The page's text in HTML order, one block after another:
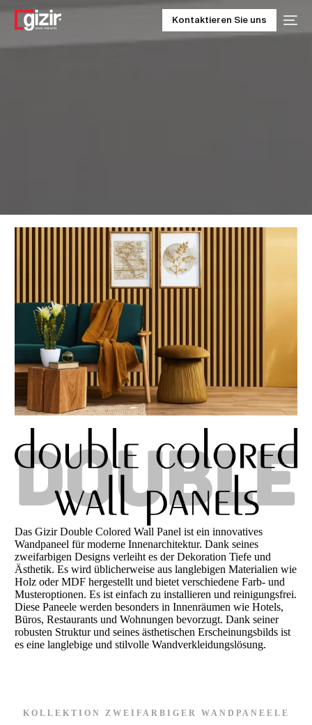
Kontaktieren Sie uns
Das Gizir Double Colored Wall Panel ist ein innovatives
Wandpaneel für moderne Innenarchitektur. Dank seines
zweifarbigen Designs verleiht es der Dekoration Tiefe und
Ästhetik. Es wird üblicherweise aus langlebigen Materialien wie
Holz oder MDF hergestellt und bietet verschiedene Farb- und
Musteroptionen. Es ist einfach zu installieren und reinigungsfrei.
Diese Paneele werden besonders in Innenräumen wie Hotels,
Büros, Restaurants und Wohnungen bevorzugt. Dank seiner
robusten Struktur und seines ästhetischen Erscheinungsbilds ist
es eine langlebige und stilvolle Wandverkleidungslösung.
KOLLEKTION ZWEIFARBIGER WANDPANEELE